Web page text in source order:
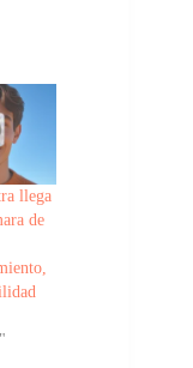
llega
de